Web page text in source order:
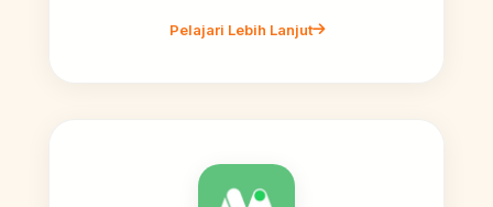
Pelajari Lebih Lanjut